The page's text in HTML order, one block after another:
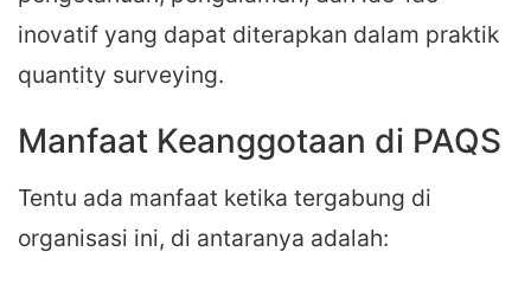
inovatif yang dapat diterapkan dalam praktik
quantity surveying.
Manfaat Keanggotaan di PAQS
Tentu ada manfaat ketika tergabung di
organisasi ini, di antaranya adalah: